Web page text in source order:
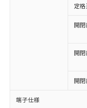
定
開
開
開
端子仕様
ご利用
以下の条件を
ご利用くださ
本サー
商品の
(税抜)
対応予定：
有に対応した
対応予定なし
非含有に非対
定はありませ
調査・確認中
非含有の対応
非該当品：ラ
※1 中国
「○」：最大
基準値以下で